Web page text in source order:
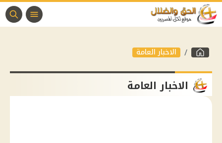
الاخبار العامة
الاخبار العامة